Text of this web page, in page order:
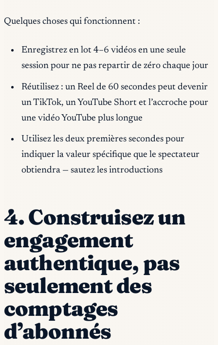
Quelques choses qui fonctionnent :
Enregistrez en lot 4–6 vidéos en une seule
session pour ne pas repartir de zéro chaque jour
Réutilisez : un Reel de 60 secondes peut devenir
un TikTok, un YouTube Short et l’accroche pour
une vidéo YouTube plus longue
Utilisez les deux premières secondes pour
indiquer la valeur spécifique que le spectateur
obtiendra — sautez les introductions
4. Construisez un
engagement
authentique, pas
seulement des
comptages
d’abonnés